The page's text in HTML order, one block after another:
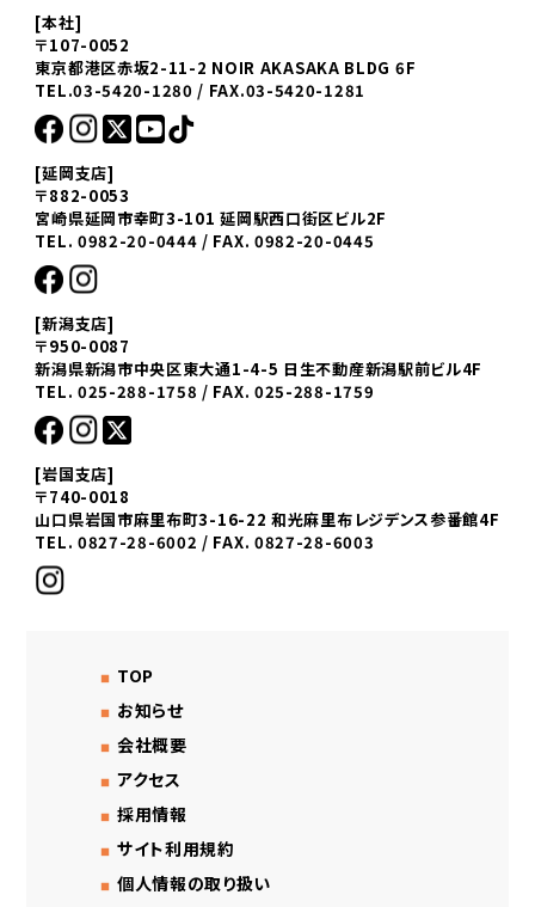
[本社]
〒107-0052
東京都港区赤坂2-11-2 NOIR AKASAKA BLDG 6F
TEL.03-5420-1280 / FAX.03-5420-1281
[延岡支店]
〒882-0053
宮崎県延岡市幸町3-101 延岡駅西口街区ビル2F
TEL. 0982-20-0444 / FAX. 0982-20-0445
[新潟支店]
〒950-0087
新潟県新潟市中央区東大通1-4-5 日生不動産新潟駅前ビル4F
TEL. 025-288-1758 / FAX. 025-288-1759
[岩国支店]
〒740-0018
山口県岩国市麻里布町3-16-22 和光麻里布レジデンス参番館4F
TEL. 0827-28-6002 / FAX. 0827-28-6003
TOP
お知らせ
会社概要
アクセス
採用情報
サイト利用規約
個人情報の取り扱い